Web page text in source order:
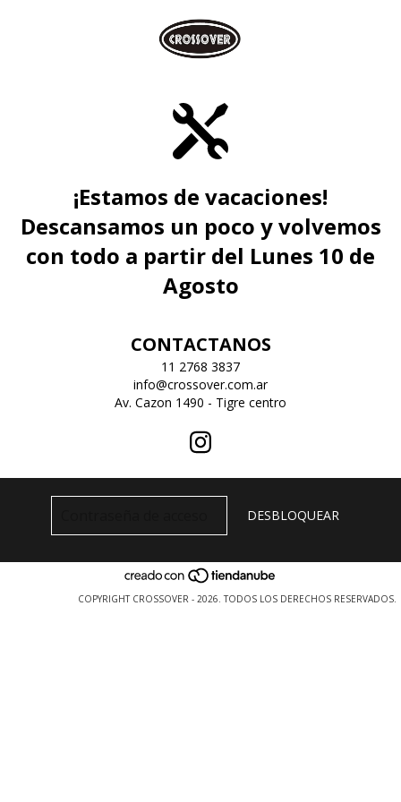
¡Estamos de vacaciones!
Descansamos un poco y volvemos
con todo a partir del Lunes 10 de
Agosto
CONTACTANOS
11 2768 3837
info@crossover.com.ar
Av. Cazon 1490 - Tigre centro
COPYRIGHT CROSSOVER - 2026. TODOS LOS DERECHOS RESERVADOS.